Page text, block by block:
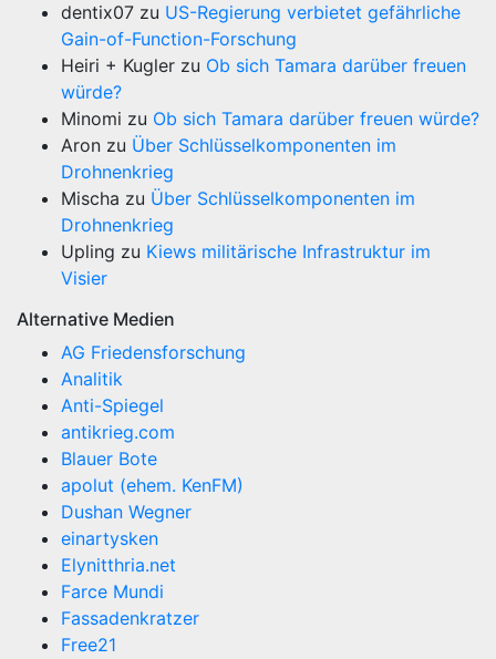
dentix07 zu US-Regierung verbietet gefährliche
Gain-of-Function-Forschung
Heiri + Kugler zu Ob sich Tamara darüber freuen
würde?
Minomi zu Ob sich Tamara darüber freuen würde?
Aron zu Über Schlüsselkomponenten im
Drohnenkrieg
Mischa zu Über Schlüsselkomponenten im
Drohnenkrieg
Upling zu Kiews militärische Infrastruktur im
Visier
Alternative Medien
AG Friedensforschung
Analitik
Anti-Spiegel
antikrieg.com
Blauer Bote
apolut (ehem. KenFM)
Dushan Wegner
einartysken
Elynitthria.net
Farce Mundi
Fassadenkratzer
Free21